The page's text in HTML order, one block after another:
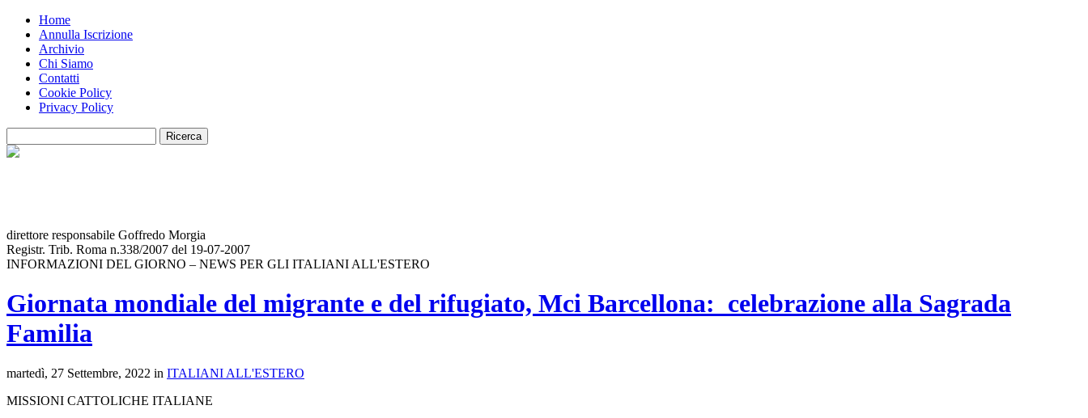
Home
Annulla Iscrizione
Archivio
Chi Siamo
Contatti
Cookie Policy
Privacy Policy
direttore responsabile Goffredo Morgia
Registr. Trib. Roma n.338/2007 del 19-07-2007
INFORMAZIONI DEL GIORNO – NEWS PER GLI ITALIANI ALL'ESTERO
Giornata mondiale del migrante e del rifugiato, Mci Barcellona: celebrazione alla Sagrada
Familia
martedì, 27 Settembre, 2022 in ITALIANI ALL'ESTERO
MISSIONI CATTOLICHE ITALIANE